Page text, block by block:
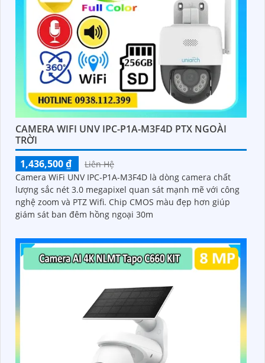
CAMERA WIFI UNV IPC-P1A-M3F4D PTX NGOÀI
TRỜI
1,436,500 ₫
Liên Hệ
Camera WiFi UNV IPC-P1A-M3F4D là dòng camera chất
lượng sắc nét 3.0 megapixel quan sát mạnh mẽ với công
nghệ zoom và PTZ Wifi. Chip CMOS màu đẹp hơn giúp
giám sát ban đêm hồng ngoại 30m